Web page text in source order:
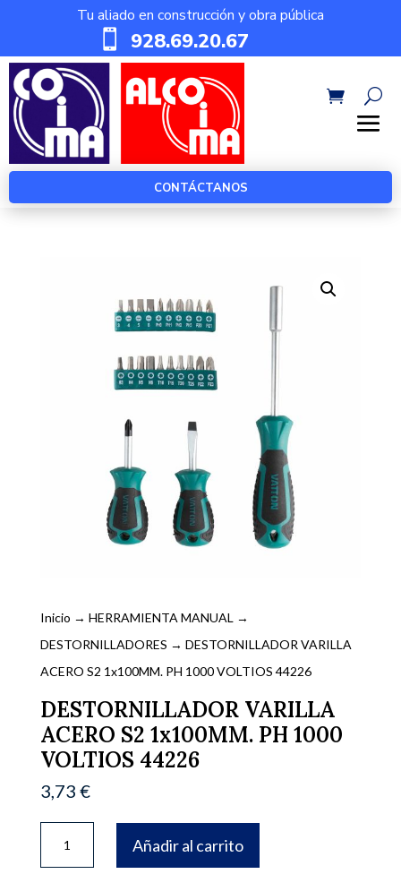
Tu aliado en construcción y obra pública
 928.69.20.67
CONTÁCTANOS
Inicio → HERRAMIENTA MANUAL →
DESTORNILLADORES → DESTORNILLADOR VARILLA
ACERO S2 1x100MM. PH 1000 VOLTIOS 44226
DESTORNILLADOR VARILLA
ACERO S2 1x100MM. PH 1000
VOLTIOS 44226
3,73 €
Añadir al carrito